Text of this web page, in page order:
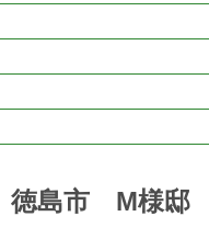
徳島市 M様邸